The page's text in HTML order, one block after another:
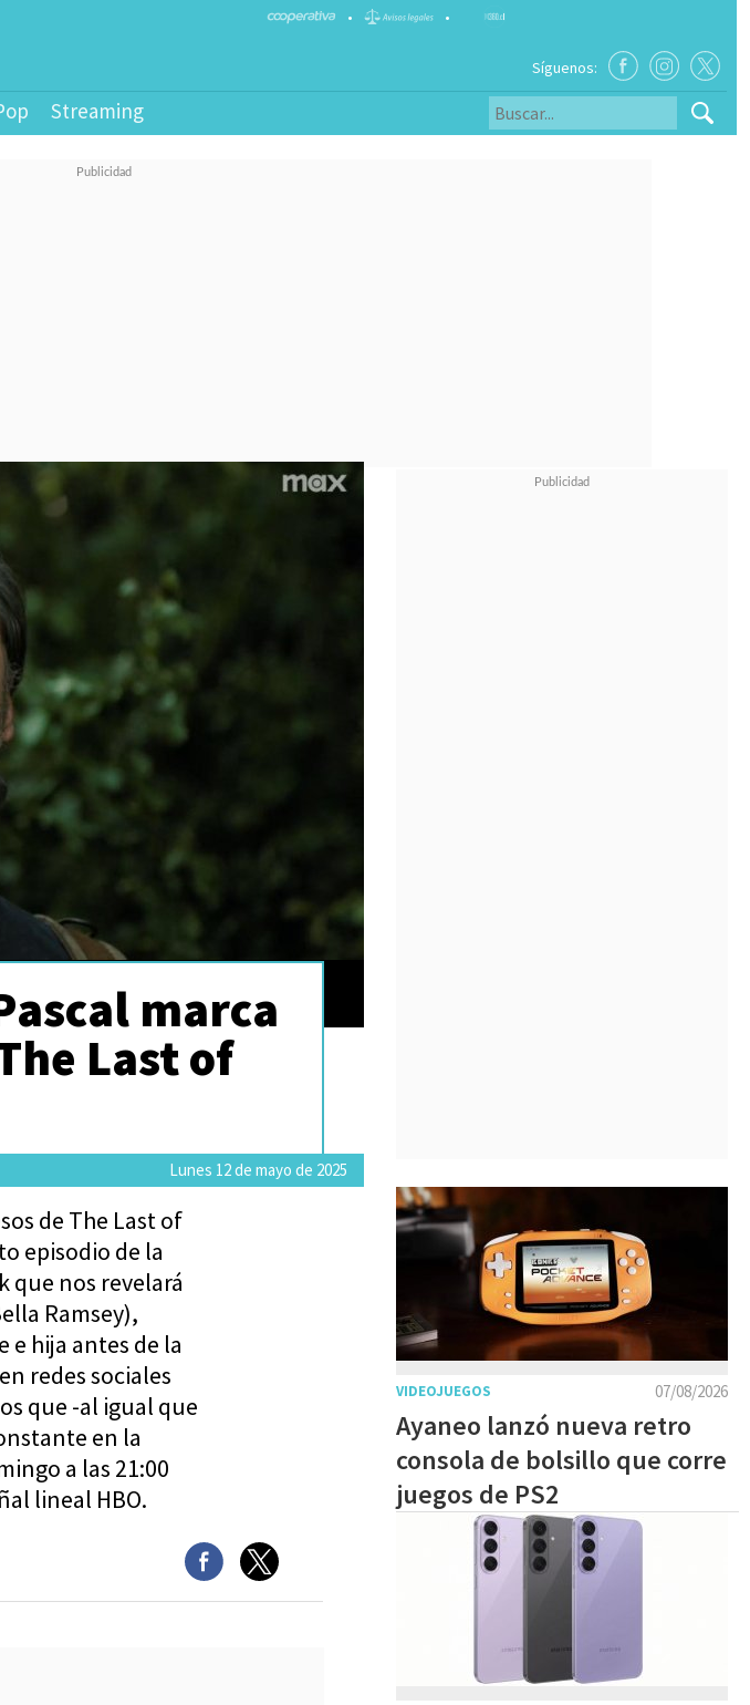
• •
Síguenos:
Streaming
marca
Last of
Lunes 12 de mayo de 2025
de The Last of
episodio de la
que nos revelará
Ramsey),
hija antes de la
redes sociales
que -al igual que
en la
a las 21:00
lineal HBO.
07/08/2026
VIDEOJUEGOS
Ayaneo lanzó nueva retro
consola de bolsillo que corre
juegos de PS2